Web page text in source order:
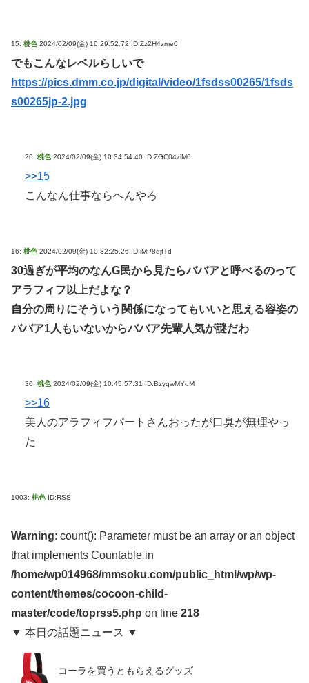
15: 桃色 2024/02/09(金) 10:29:52.72 ID:Zz2H4zme0
でもこんなレベルらしいで
https://pics.dmm.co.jp/digital/video/1fsdss00265/1fsds
s00265jp-2.jpg
20: 桃色 2024/02/09(金) 10:34:54.40 ID:ZGC04zlM0
>>15
こんなん仕事ならへんやろ
16: 桃色 2024/02/09(金) 10:32:25.26 ID:iMP8djfTd
30過ぎが平均のなんG民から見たらババアと呼べるのって
アラフィフ以上だよな？
自分の周りにそういう関係になってもいいと思える容姿の
ババア1人もいないからババア先輩人気が謎だわ
30: 桃色 2024/02/09(金) 10:45:57.31 ID:BzyqwMYdM
>>16
美人のアラフィフパートさんおったが口臭が無理やっ
た
1003: 桃色 ID:RSS
Warning: count(): Parameter must be an array or an object
that implements Countable in
/home/wp014968/mmsoku.com/public_html/wp/wp-
content/themes/cocoon-child-
master/code/toprss5.php on line 218
▼ 本日の話題ニュース ▼
コーラを買うともらえるグッズ